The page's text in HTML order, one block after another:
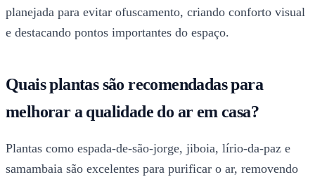
planejada para evitar ofuscamento, criando conforto visual
e destacando pontos importantes do espaço.
Quais plantas são recomendadas para
melhorar a qualidade do ar em casa?
Plantas como espada-de-são-jorge, jiboia, lírio-da-paz e
samambaia são excelentes para purificar o ar, removendo